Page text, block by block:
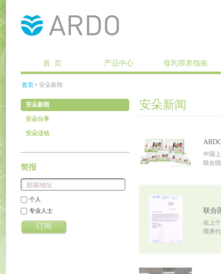
首 页 产品中心 母乳喂养指南
首页>安朵新闻
安朵新闻
安朵分享
安朵活动
简报
个人
专业人士
订阅
安朵新闻
中国
联合
在上
喂养